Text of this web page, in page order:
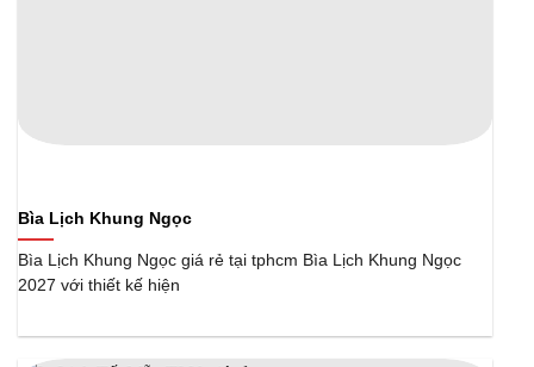
Bìa Lịch Khung Ngọc
Bìa Lịch Khung Ngọc giá rẻ tại tphcm Bìa Lịch Khung Ngọc
2027 với thiết kế hiện